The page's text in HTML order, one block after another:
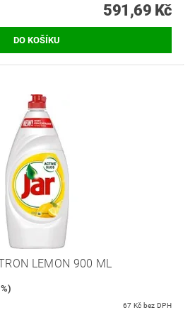
591,69 Kč
LEMON 900 ML
67 Kč bez DPH